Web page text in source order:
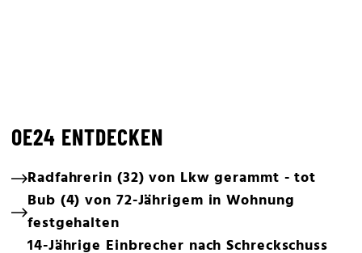
OE24 ENTDECKEN
Radfahrerin (32) von Lkw gerammt - tot
Bub (4) von 72-Jährigem in Wohnung
festgehalten
14-Jährige Einbrecher nach Schreckschuss